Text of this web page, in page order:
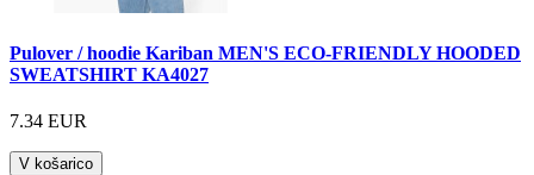
Pulover / hoodie Kariban MEN'S ECO-FRIENDLY HOODED
SWEATSHIRT KA4027
7.34 EUR
V košarico